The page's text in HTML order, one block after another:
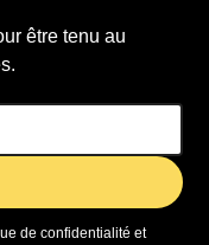
être tenu au
de confidentialité et